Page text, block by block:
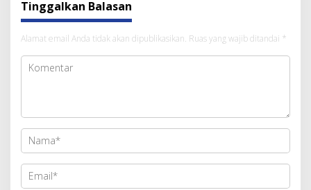
Tinggalkan Balasan
Alamat email Anda tidak akan dipublikasikan. Ruas yang wajib ditandai *